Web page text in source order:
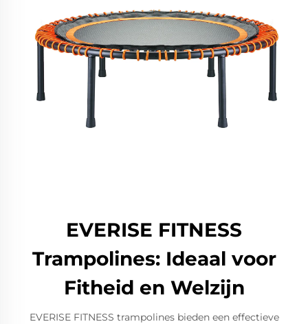
EVERISE FITNESS
Trampolines: Ideaal voor
Fitheid en Welzijn
EVERISE FITNESS trampolines bieden een effectieve